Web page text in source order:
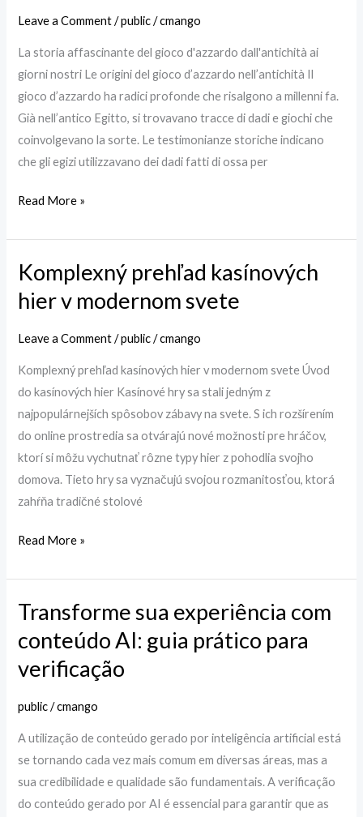
Leave a Comment /public/cmango
La storia affascinante del gioco d'azzardo dall'antichità ai
giorni nostri Le origini del gioco d’azzardo nell’antichità Il
gioco d’azzardo ha radici profonde che risalgono a millenni fa.
Già nell’antico Egitto, si trovavano tracce di dadi e giochi che
coinvolgevano la sorte. Le testimonianze storiche indicano
che gli egizi utilizzavano dei dadi fatti di ossa per
dall'antichità
ai
giorni
nostri
Read More »
Komplexný prehľad kasínových
hier v modernom svete
Leave a Comment /public/cmango
Komplexný prehľad kasínových hier v modernom svete Úvod
do kasínových hier Kasínové hry sa stali jedným z
najpopulárnejších spôsobov zábavy na svete. S ich rozšírením
do online prostredia sa otvárajú nové možnosti pre hráčov,
ktorí si môžu vychutnať rôzne typy hier z pohodlia svojho
domova. Tieto hry sa vyznačujú svojou rozmanitosťou, ktorá
zahŕňa tradičné stolové
Komplexný
prehľad
kasínových
hier
modernom
svete
Read More »
Transforme sua experiência com
conteúdo AI: guia prático para
verificação
public/cmango
A utilização de conteúdo gerado por inteligência artificial está
se tornando cada vez mais comum em diversas áreas, mas a
sua credibilidade e qualidade são fundamentais. A verificação
do conteúdo gerado por AI é essencial para garantir que as
Transforme
experiência
com
AI:
guia
prático
para
verificação